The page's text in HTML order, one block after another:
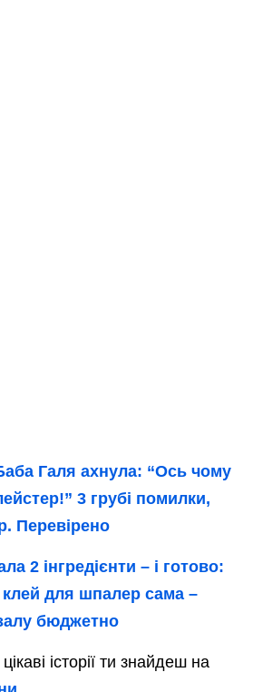
Галя ахнула: “Ось чому
3 грубі помилки,
Перевірено
2 інгредієнти – і готово:
клей для шпалер сама –
бюджетно
історії ти знайдеш на